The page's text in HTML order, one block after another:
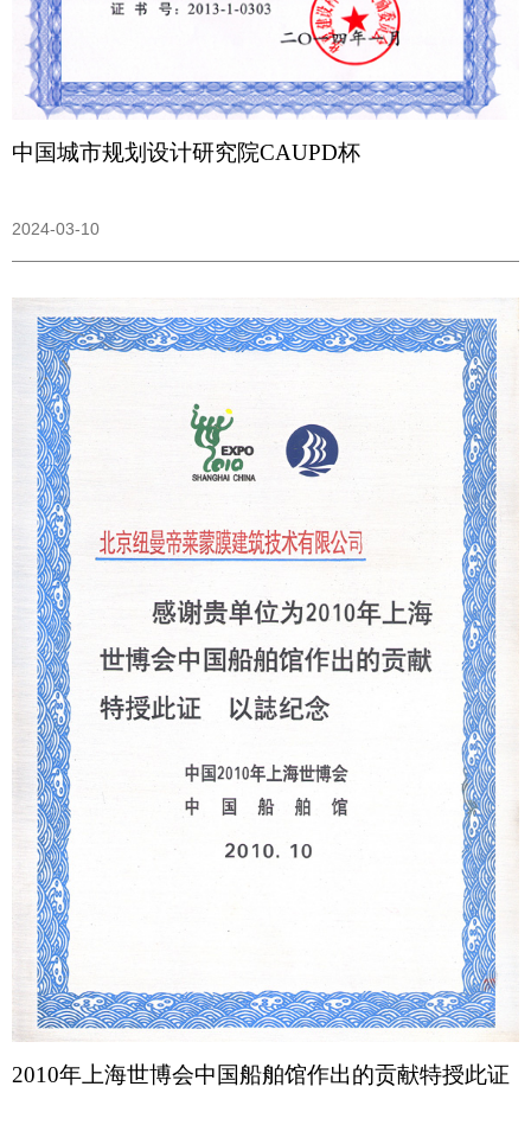
中国城市规划设计研究院CAUPD杯
2024-03-10
2010年上海世博会中国船舶馆作出的贡献特授此证